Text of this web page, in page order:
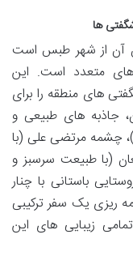
ها
آن از شهر طبس است
متعدد است. این
های منطقه را برای
جاذبه های طبیعی و
چشمه مرتضی علی (با
(با طبیعت سرسبز و
باستانی با چنار
ریزی یک سفر ترکیبی
زیبایی های این